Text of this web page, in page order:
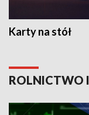
Karty na stół
ROLNICTWO